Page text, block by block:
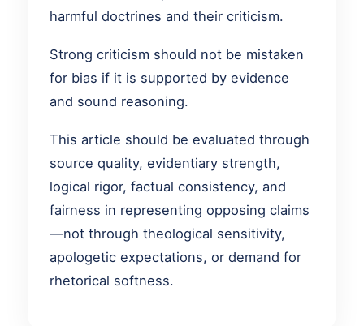
harmful doctrines and their criticism.
Strong criticism should not be mistaken
for bias if it is supported by evidence
and sound reasoning.
This article should be evaluated through
source quality, evidentiary strength,
logical rigor, factual consistency, and
fairness in representing opposing claims
—not through theological sensitivity,
apologetic expectations, or demand for
rhetorical softness.